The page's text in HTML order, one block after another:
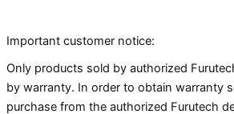
Important customer notice:
Only products sold by authorized
by warranty. In order to obtain warranty
purchase from the authorized Furutech